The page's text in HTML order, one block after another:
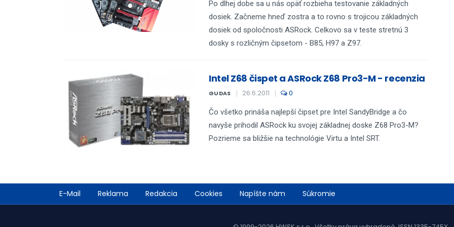
Po dlhej dobe sa u nás opäť rozbieha testovanie základných
dosiek. Začneme hneď zostra a to rovno s trojicou základných
dosiek od spoločnosti ASRock. Celkovo sa v teste stretnú 3
dosky s rozličným čipsetom - B85, H97 a Z97.
Intel Z68 čispet a ASRock Z68 Pro3-M - recenzia
GUDAS 26.6.2011 0
Čo všetko prináša najlepší čipset pre Intel SandyBridge a čo
navyše prihodil ASRock ku svojej základnej doske Z68 Pro3-M?
Pozrieme sa bližšie na technológie Virtu a Intel SRT.
Footer
menu
E-Mail Reklama Redakcia Cookies Napíšte nám Súkromie